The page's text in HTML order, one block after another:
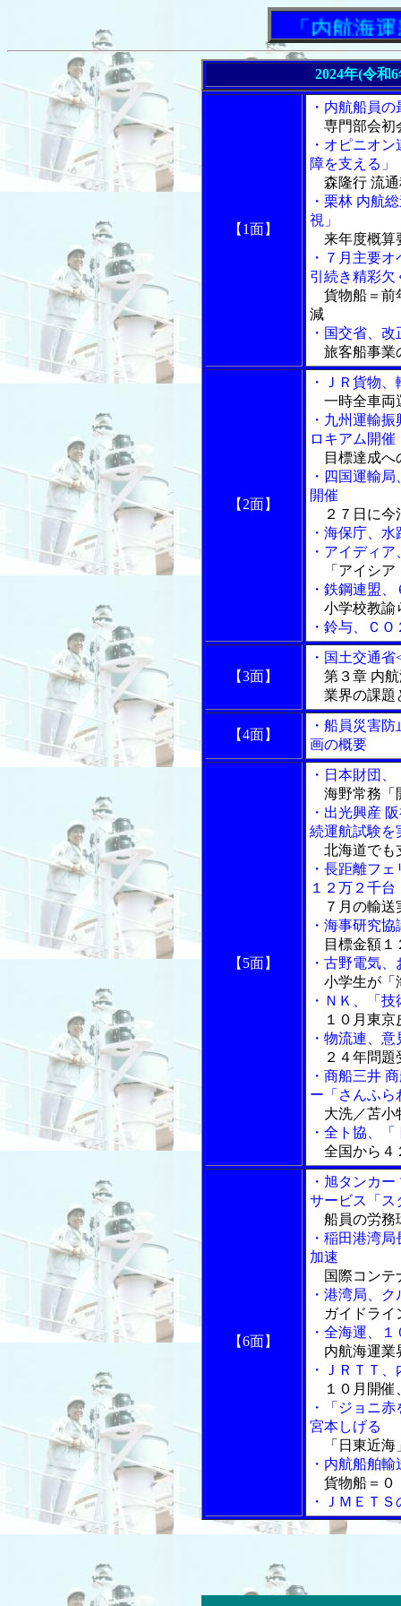
「内航海運新
2024年(令和
【1面】
・内航船員
専門部会初
・オピニオ
障を支える」
森隆行 流通
・栗林 内航
視」
来年度概算
・７月主要
引続き精彩欠
貨物船＝前
減
・国交省、
旅客船事業
【2面】
・ＪＲ貨物
一時全車両
・九州運輸
ロキアム開催
目標達成へ
・四国運輸
開催
２７日に今
・海保庁、
・アイディ
「アイシア
・鉄鋼連盟
小学校教諭
・鈴与、Ｃ
【3面】
・国土交通
第３章 内航
業界の課題
【4面】
・船員災害
画の概要
【5面】
・日本財団
海野常務「
・出光興産
続運航試験を
北海道でも
・長距離フ
１２万２千台
７月の輸送
・海事研究
目標金額１
・古野電気
小学生が「
・ＮＫ、「
１０月東京
・物流連、
２４年問題
・商船三井
ー「さんふら
大洗／苫小
・全ト協、
全国から４
【6面】
・旭タンカ
サービス「ス
船員の労務
・稲田港湾
加速
国際コンテ
・港湾局、
ガイドライ
・全海運、
内航海運業
・ＪＲＴＴ
１０月開催
・「ジョニ
宮本しげる
「日東近海
・内航船舶
貨物船＝０
・ＪＭＥＴ